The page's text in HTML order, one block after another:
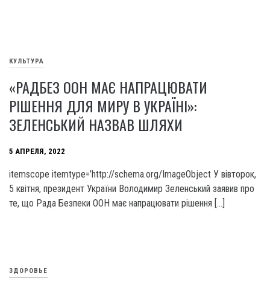
КУЛЬТУРА
«РАДБЕЗ ООН МАЄ НАПРАЦЮВАТИ
РІШЕННЯ ДЛЯ МИРУ В УКРАЇНІ»:
ЗЕЛЕНСЬКИЙ НАЗВАВ ШЛЯХИ
5 АПРЕЛЯ, 2022
itemscope itemtype=’http://schema.org/ImageObject У вівторок,
5 квітня, президент України Володимир Зеленський заявив про
те, що Рада Безпеки ООН має напрацювати рішення […]
ЗДОРОВЬЕ